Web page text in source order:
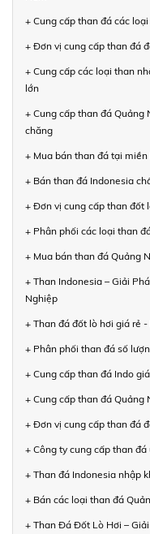
+ Cung cấp than đá các
+ Đơn vị cung cấp than đá
+ Cung cấp các loại than
lớn
+ Cung cấp than đá Quảng
chăng
+ Mua bán than đá tại
+ Bán than đá Indonesia
+ Đơn vị cung cấp than đốt
+ Phân phối các loại than
+ Mua bán than đá Quảng
+ Than Indonesia – Giải
Nghiệp
+ Than đá đốt lò hơi giá rẻ
+ Phân phối than đá số
+ Cung cấp than đá Indo
+ Cung cấp than đá Quảng
+ Đơn vị cung cấp than đá
+ Công ty cung cấp than
+ Than đá Indonesia nhập
+ Bán các loại than đá
+ Than Đá Đốt Lò Hơi –